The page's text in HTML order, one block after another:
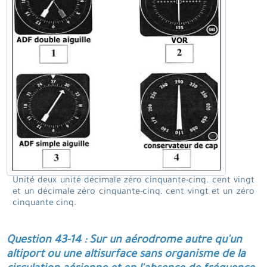
Unité deux unité décimale zéro cinquante-cinq. cent vingt
et un décimale zéro cinquante-cinq. cent vingt et un zéro
cinquante cinq.
Question 43-14 : Sur un aérodrome autre qu'un
altiport ou une altisurface sans organisme de la